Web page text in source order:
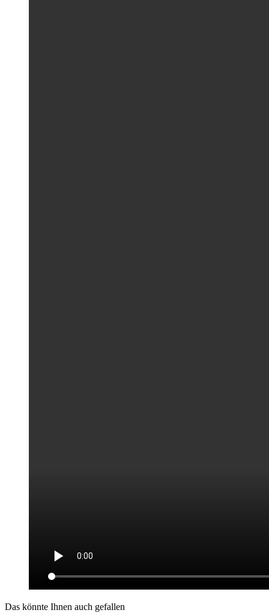
Das könnte Ihnen auch gefallen